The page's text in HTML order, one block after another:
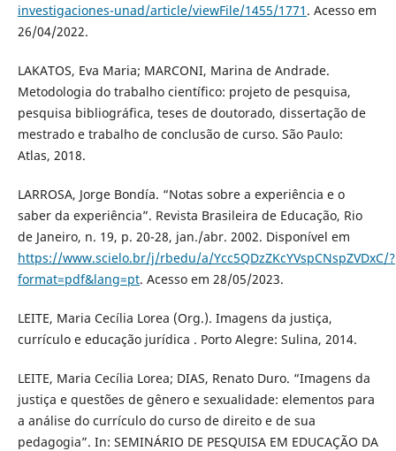
investigaciones-unad/article/viewFile/1455/1771 . Acesso em
26/04/2022.
LAKATOS, Eva Maria; MARCONI, Marina de Andrade.
Metodologia do trabalho científico: projeto de pesquisa,
pesquisa bibliográfica, teses de doutorado, dissertação de
mestrado e trabalho de conclusão de curso. São Paulo:
Atlas, 2018.
LARROSA, Jorge Bondía. “Notas sobre a experiência e o
saber da experiência”. Revista Brasileira de Educação, Rio
de Janeiro, n. 19, p. 20-28, jan./abr. 2002. Disponível em
https://www.scielo.br/j/rbedu/a/Ycc5QDzZKcYVspCNspZVDxC/?
format=pdf&lang=pt. Acesso em 28/05/2023.
LEITE, Maria Cecília Lorea (Org.). Imagens da justiça,
currículo e educação jurídica . Porto Alegre: Sulina, 2014.
LEITE, Maria Cecília Lorea; DIAS, Renato Duro. “Imagens da
justiça e questões de gênero e sexualidade: elementos para
a análise do currículo do curso de direito e de sua
pedagogia”. In: SEMINÁRIO DE PESQUISA EM EDUCAÇÃO DA